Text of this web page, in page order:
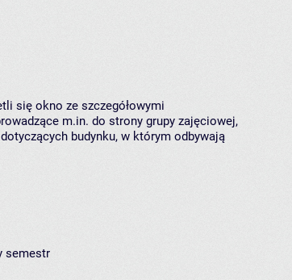
się okno ze szczegółowymi
m.in. do strony grupy zajęciowej,
budynku, w którym odbywają
semestr